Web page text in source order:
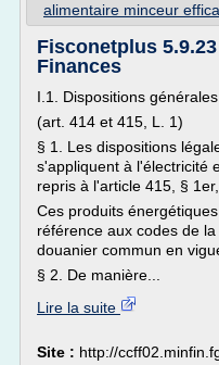
alimentaire minceur
Fisconetplus
Finances
I.1. Dispositions générales
(art. 414 et 415, L. 1)
§ 1. Les dispositions
s'appliquent à l'électricité
repris à l'article 415, § 1er,
Ces produits
référence aux codes de
douanier commun en
§ 2. De manière...
Lire la suite
Site : http://